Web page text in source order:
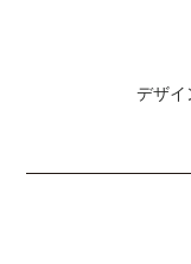
デザ